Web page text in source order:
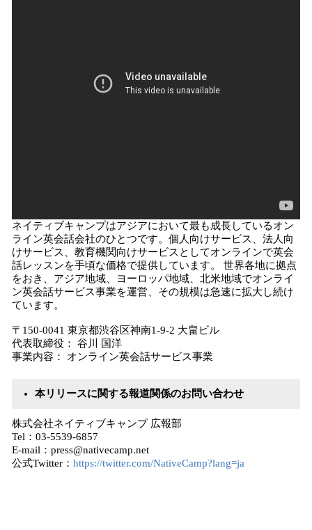
ネイティブキャンプはアジアにおいて最も成長しているオン
ライン英会話会社のひとつです。個人向けサービス、法人向
けサービス、教育機関向けサービスとしてオンラインで英会
話レッスンを手頃な価格で提供しています。 世界各地に拠点
をおき、アジア地域、ヨーロッパ地域、北米地域でオンライ
ン英会話サービス事業を運営、その規模は急速に拡大し続け
ています。
〒150-0041 東京都渋谷区神南1-9-2 大畠ビル
代表取締役： 谷川 国洋
事業内容： オンライン英会話サービス事業
本リリースに関する報道関係のお問い合わせ
株式会社ネイティブキャンプ 広報部
Tel：03-5539-6857
E-mail：press@nativecamp.net
公式Twitter： https://twitter.com/NativeCamp?lang=ja